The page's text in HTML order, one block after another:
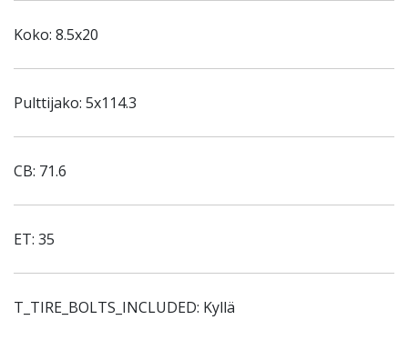
Koko: 8.5x20
Pulttijako: 5x114.3
CB: 71.6
ET: 35
T_TIRE_BOLTS_INCLUDED: Kyllä